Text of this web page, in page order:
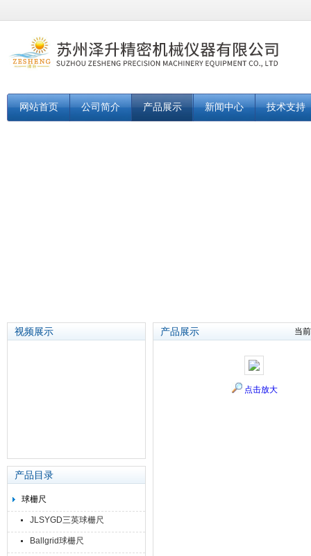
网站首页 公司简介 产品展示 新闻中心 技术支持
视频展示
产品目录
球栅尺
JLSYGD三英球栅尺
Ballgrid球栅尺
产品展示 当
点击放大